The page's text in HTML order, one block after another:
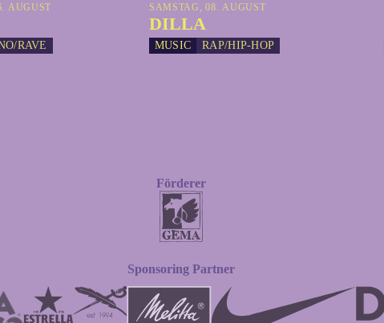
AUGUST
RAVE
SAMSTAG, 08. AUGUST
DILLA
MUSIC RAP/HIP-HOP
Förderer
Sponsoring Partner